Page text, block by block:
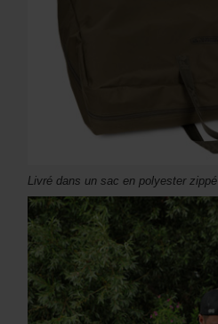
Livré dans un sac en polyester zippé